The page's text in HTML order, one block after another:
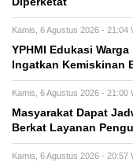
Kamis, 6 Agustus 2026 - 21:04
YPHMI Edukasi
Ingatkan Kemiskinan
Kamis, 6 Agustus 2026 - 21:00
Masyarakat Dapat
Berkat Layanan
Kamis, 6 Agustus 2026 - 20:57